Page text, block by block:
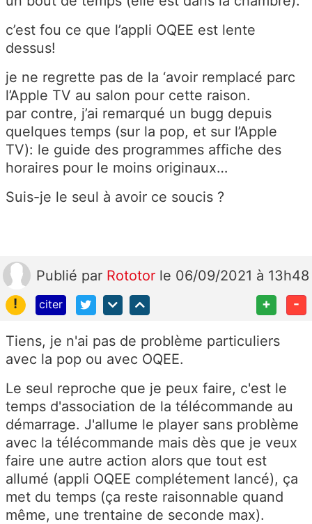
c’est fou ce que l’appli OQEE est lente
dessus!
je ne regrette pas de la ‘avoir remplacé parc
l’Apple TV au salon pour cette raison.
par contre, j’ai remarqué un bugg depuis
quelques temps (sur la pop, et sur l’Apple
TV): le guide des programmes affiche des
horaires pour le moins originaux…
Suis-je le seul à avoir ce soucis ?
Publié par Rototor le 06/09/2021 à 13h48
!
citer + -
Tiens, je n'ai pas de problème particuliers
avec la pop ou avec OQEE.
Le seul reproche que je peux faire, c'est le
temps d'association de la télécommande au
démarrage. J'allume le player sans problème
avec la télécommande mais dès que je veux
faire une autre action alors que tout est
allumé (appli OQEE complétement lancé), ça
met du temps (ça reste raisonnable quand
même, une trentaine de seconde max).